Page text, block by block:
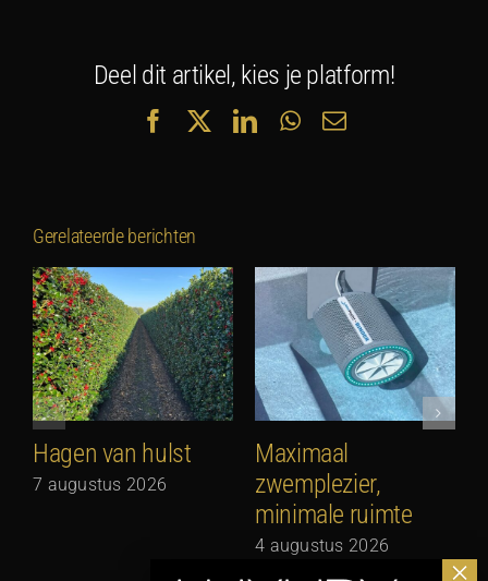
Deel dit artikel, kies je platform!
FacebookLinkedInWhatsApp
E-
Gerelateerde berichten
Hagen van hulst
7 augustus 2026
Maximaal
zwemplezier,
minimale ruimte
4 augustus 2026